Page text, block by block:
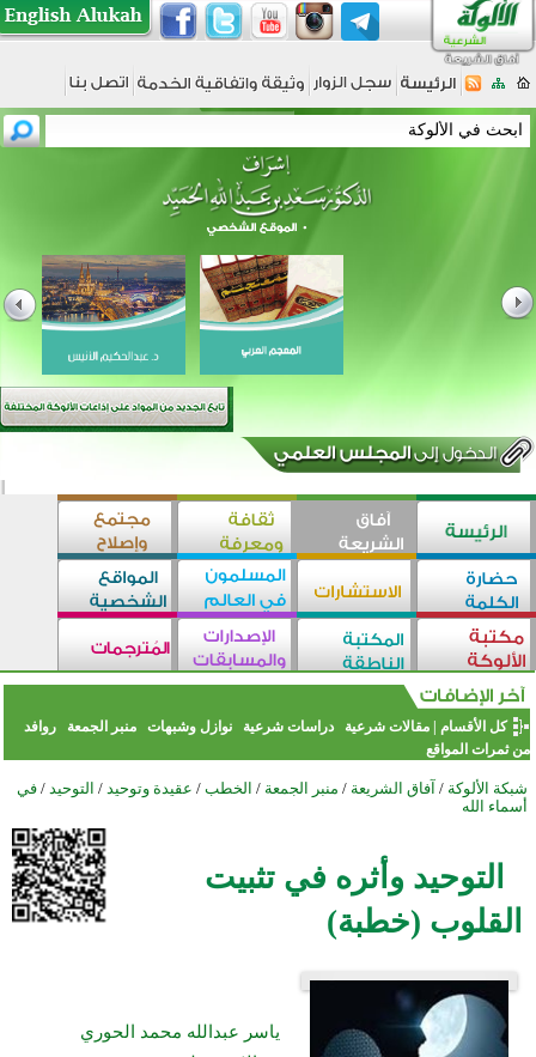
كل الأقسام |مقالات شرعية دراسات شرعية نوازل وشبهات منبر الجمعة
روافد
من ثمرات المواقع
شبكة الألوكة / آفاق الشريعة / منبر الجمعة / الخطب / عقيدة وتوحيد / التوحيد / في
أسماء الله
التوحيد وأثره في تثبيت
القلوب (خطبة)
ياسر عبدالله محمد الحوري